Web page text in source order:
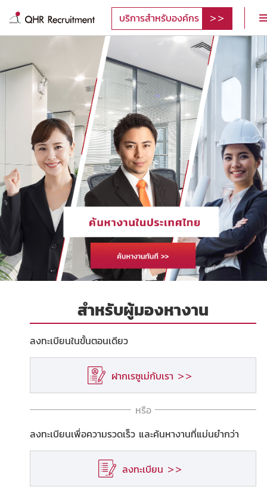
บริการสำหรับองค์กร
สำหรับผู้มองหางาน
ลงทะเบียนในขั้นตอนเดียว
ฝากเรซูเม่กับเรา >>
หรือ
ลงทะเบียนเพื่อความรวดเร็ว และค้นหางานที่แม่นยำกว่า
ลงทะเบียน >>